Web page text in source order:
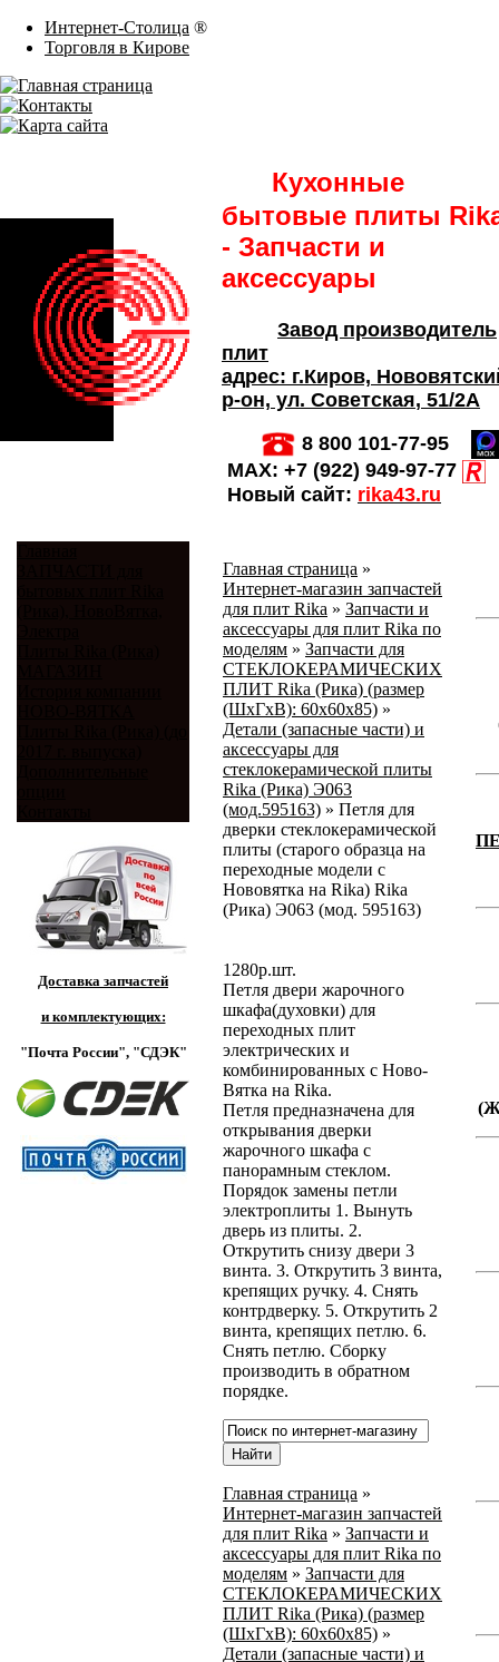
Интернет-Столица ®
Торговля в Кирове
Кухонные
бытовые плиты
- Запчасти и
аксессуары
Завод производитель
плит
адрес: г.Киров,
р-он, ул. Советская, 51/2А
8 800 101-77-95
MAX: +7 (922) 949-97-77
Новый сайт: rika43.ru
Доставка запчастей
и комплектующих:
"Почта России", "СДЭК"
Главная страница »
Интернет-магазин запчастей
для плит Rika » Запчасти и
аксессуары для плит Rika по
моделям » Запчасти для
СТЕКЛОКЕРАМИЧЕСКИХ
ПЛИТ Rika (Рика) (размер
(ШхГхВ): 60x60x85) »
Детали (запасные части) и
аксессуары для
стеклокерамической плиты
Rika (Рика) Э063
(мод.595163) » Петля для
дверки стеклокерамической
плиты (старого образца на
переходные модели с
Нововятка на Rika) Rika
(Рика) Э063 (мод. 595163)
1280р.шт.
Петля двери жарочного
шкафа(духовки) для
переходных плит
электрических и
комбинированных с Ново-
Вятка на Rika.
Петля предназначена для
открывания дверки
жарочного шкафа с
панорамным стеклом.
Порядок замены петли
электроплиты 1. Вынуть
дверь из плиты. 2.
Открутить снизу двери 3
винта. 3. Открутить 3 винта,
крепящих ручку. 4. Снять
контрдверку. 5. Открутить 2
винта, крепящих петлю. 6.
Снять петлю. Сборку
производить в обратном
порядке.
Главная страница »
Интернет-магазин запчастей
для плит Rika » Запчасти и
аксессуары для плит Rika по
моделям » Запчасти для
СТЕКЛОКЕРАМИЧЕСКИХ
ПЛИТ Rika (Рика) (размер
(ШхГхВ): 60x60x85) »
Детали (запасные части) и